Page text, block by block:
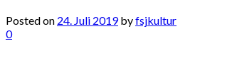
Posted on 24. Juli 2019byfsjkultur
0